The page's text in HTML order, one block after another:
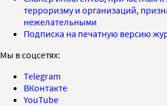
терроризму и организаций,
нежелательными
Подписка на печатную версию
Мы в соцсетях:
Telegram
ВКонтакте
YouTube